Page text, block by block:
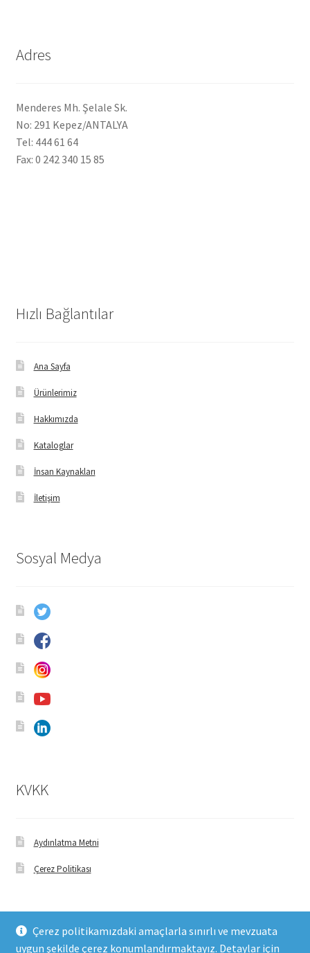
Çerez politikamızdaki amaçlarla sınırlı ve mevzuata
uygun şekilde çerez konumlandırmaktayız. Detaylar için
Adres
Menderes Mh. Şelale Sk.
No: 291 Kepez/ANTALYA
Tel: 444 61 64
Fax: 0 242 340 15 85
Hızlı Bağlantılar
Ana Sayfa
Ürünlerimiz
Hakkımızda
Kataloglar
İnsan Kaynakları
İletişim
Sosyal Medya
KVKK
Aydınlatma Metni
Çerez Politikası